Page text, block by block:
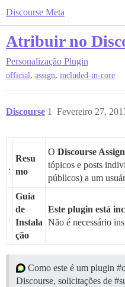
Discourse Meta
Atribuir no
Personalização Plugin
official, assign, included-in-core
Discourse Fevereiro 27,
1
Resu
mo
O Discourse Assign
tópicos e posts
públicos) a um
Guia
de
Instala
ção
Este plugin está
Não é necessário
Como este é um plugin
Discourse, solicitações de